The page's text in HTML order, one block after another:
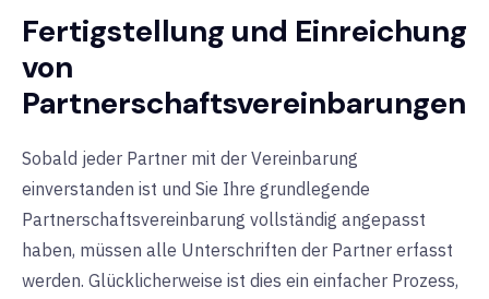
Fertigstellung und Einreichung
von
Partnerschaftsvereinbarungen
Sobald jeder Partner mit der Vereinbarung
einverstanden ist und Sie Ihre grundlegende
Partnerschaftsvereinbarung vollständig angepasst
haben, müssen alle Unterschriften der Partner erfasst
werden. Glücklicherweise ist dies ein einfacher Prozess,